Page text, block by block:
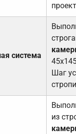
система
Шаг
из